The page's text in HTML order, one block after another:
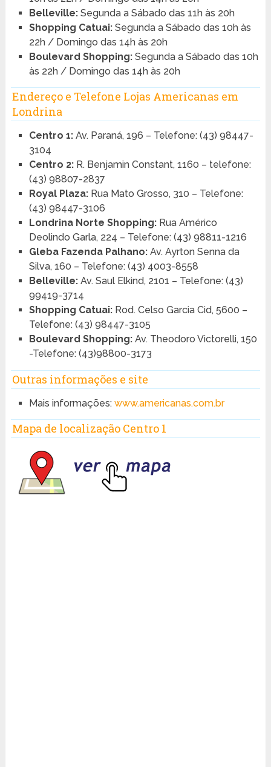
Belleville:Segunda a Sábado das 11h às 20h
Shopping Catuai:Segunda a Sábado das 10h às
22h / Domingo das 14h às 20h
Boulevard Shopping:Segunda a Sábado das 10h
às 22h / Domingo das 14h às 20h
Endereço e Telefone Lojas Americanas em
Londrina
Centro 1:Av. Paraná, 196 – Telefone: (43) 98447-
3104
Centro 2:R. Benjamin Constant, 1160 – telefone:
(43) 98807-2837
Royal Plaza:Rua Mato Grosso, 310 – Telefone:
(43) 98447-3106
Londrina Norte Shopping:Rua Américo
Deolindo Garla, 224 – Telefone: (43) 98811-1216
Gleba Fazenda Palhano:Av. Ayrton Senna da
Silva, 160 – Telefone: (43) 4003-8558
Belleville:Av. Saul Elkind, 2101 – Telefone: (43)
99419-3714
Shopping Catuai:Rod. Celso Garcia Cid, 5600 –
Telefone: (43) 98447-3105
Boulevard Shopping:Av. Theodoro Victorelli, 150
-Telefone: (43)98800-3173
Outras informações e site
Mais informações: www.americanas.com.br
Mapa de localização Centro 1